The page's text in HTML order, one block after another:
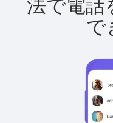
で